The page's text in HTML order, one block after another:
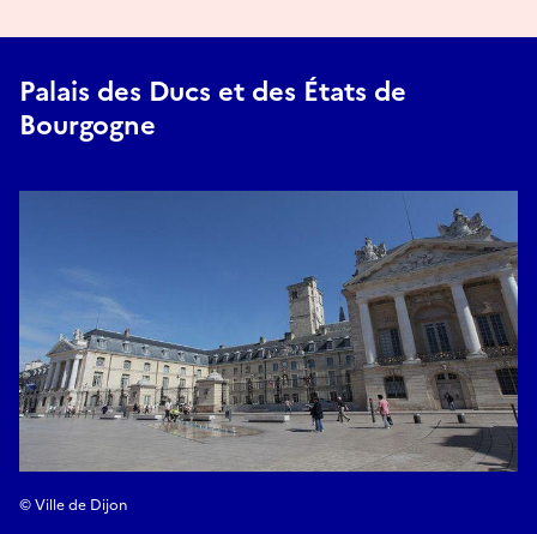
Palais des Ducs et des États de
Bourgogne
© Ville de Dijon